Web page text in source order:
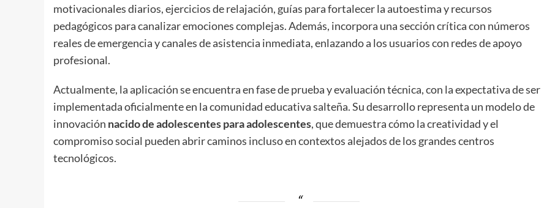
motivacionales diarios, ejercicios de relajación, guías para fortalecer la autoestima y recursos
pedagógicos para canalizar emociones complejas. Además, incorpora una sección crítica con números
reales de emergencia y canales de asistencia inmediata, enlazando a los usuarios con redes de apoyo
profesional.
Actualmente, la aplicación se encuentra en fase de prueba y evaluación técnica, con la expectativa de ser
implementada oficialmente en la comunidad educativa salteña. Su desarrollo representa un modelo de
innovación nacido de adolescentes para adolescentes, que demuestra cómo la creatividad y el
compromiso social pueden abrir caminos incluso en contextos alejados de los grandes centros
tecnológicos.